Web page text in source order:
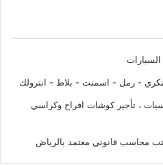
- رمل - اسمنت - بلاط - انترولك
، تأجير كوشات افراح وكراسي
محاسب قانوني معتمد بالرياض